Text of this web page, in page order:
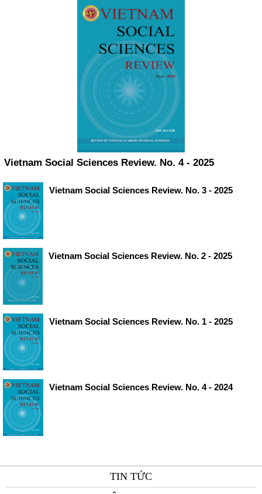
Vietnam Social Sciences Review. No. 4 - 2025
Vietnam Social Sciences Review. No. 3 - 2025
Vietnam Social Sciences Review. No. 2 - 2025
Vietnam Social Sciences Review. No. 1 - 2025
Vietnam Social Sciences Review. No. 4 - 2024
TIN TỨC